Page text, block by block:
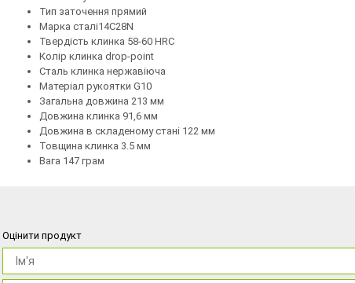
Тип заточення прямий
Марка сталі14C28N
Твердість клинка 58-60 HRC
Колір клинка drop-point
Сталь клинка нержавіюча
Матеріал рукоятки G10
Загальна довжина 213 мм
Довжина клинка 91,6 мм
Довжина в складеному стані 122 мм
Товщина клинка 3.5 мм
Вага 147 грам
Оцінити продукт